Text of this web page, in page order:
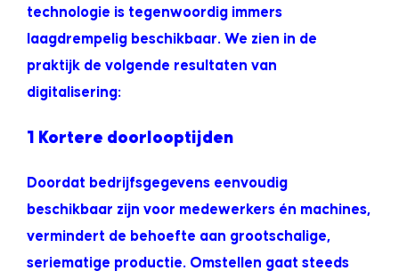
technologie is tegenwoordig immers
laagdrempelig beschikbaar. We zien in de
praktijk de volgende resultaten van
digitalisering:
1 Kortere doorlooptijden
Doordat bedrijfsgegevens eenvoudig
beschikbaar zijn voor medewerkers én machines,
vermindert de behoefte aan grootschalige,
seriematige productie. Omstellen gaat steeds